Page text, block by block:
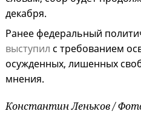
декабря.
Ранее федеральный
выступил с требованием
осужденных, лишенных
мнения.
Константин Леньков /